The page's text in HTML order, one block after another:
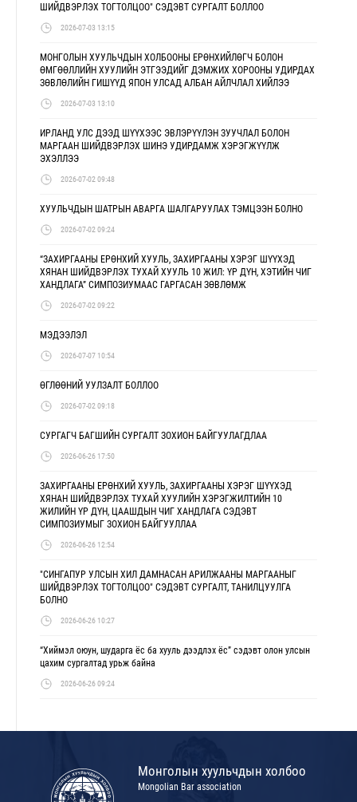
ШИЙДВЭРЛЭХ ТОГТОЛЦОО" СЭДЭВТ СУРГАЛТ БОЛЛОО
2026-07-03 13:15
МОНГОЛЫН ХУУЛЬЧДЫН ХОЛБООНЫ ЕРӨНХИЙЛӨГЧ БОЛОН
ӨМГӨӨЛЛИЙН ХУУЛИЙН ЭТГЭЭДИЙГ ДЭМЖИХ ХОРООНЫ УДИРДАХ
ЗӨВЛӨЛИЙН ГИШҮҮД ЯПОН УЛСАД АЛБАН АЙЛЧЛАЛ ХИЙЛЭЭ
2026-07-03 13:10
ИРЛАНД УЛС ДЭЭД ШҮҮХЭЭС ЭВЛЭРҮҮЛЭН ЗУУЧЛАЛ БОЛОН
МАРГААН ШИЙДВЭРЛЭХ ШИНЭ УДИРДАМЖ ХЭРЭГЖҮҮЛЖ
ЭХЭЛЛЭЭ
2026-07-02 09:48
ХУУЛЬЧДЫН ШАТРЫН АВАРГА ШАЛГАРУУЛАХ ТЭМЦЭЭН БОЛНО
2026-07-02 09:24
“ЗАХИРГААНЫ ЕРӨНХИЙ ХУУЛЬ, ЗАХИРГААНЫ ХЭРЭГ ШҮҮХЭД
ХЯНАН ШИЙДВЭРЛЭХ ТУХАЙ ХУУЛЬ 10 ЖИЛ: ҮР ДҮН, ХЭТИЙН ЧИГ
ХАНДЛАГА” СИМПОЗИУМААС ГАРГАСАН ЗӨВЛӨМЖ
2026-07-02 09:22
МЭДЭЭЛЭЛ
2026-07-07 10:54
ӨГЛӨӨНИЙ УУЛЗАЛТ БОЛЛОО
2026-07-02 09:18
СУРГАГЧ БАГШИЙН СУРГАЛТ ЗОХИОН БАЙГУУЛАГДЛАА
2026-06-26 17:50
ЗАХИРГААНЫ ЕРӨНХИЙ ХУУЛЬ, ЗАХИРГААНЫ ХЭРЭГ ШҮҮХЭД
ХЯНАН ШИЙДВЭРЛЭХ ТУХАЙ ХУУЛИЙН ХЭРЭГЖИЛТИЙН 10
ЖИЛИЙН ҮР ДҮН, ЦААШДЫН ЧИГ ХАНДЛАГА СЭДЭВТ
СИМПОЗИУМЫГ ЗОХИОН БАЙГУУЛЛАА
2026-06-26 12:54
"СИНГАПУР УЛСЫН ХИЛ ДАМНАСАН АРИЛЖААНЫ МАРГААНЫГ
ШИЙДВЭРЛЭХ ТОГТОЛЦОО" СЭДЭВТ СУРГАЛТ, ТАНИЛЦУУЛГА
БОЛНО
2026-06-26 10:27
“Хиймэл оюун, шударга ёс ба хууль дээдлэх ёс” сэдэвт олон улсын
цахим сургалтад урьж байна
2026-06-26 09:24
Монголын хуульчдын холбоо
Mongolian Bar association